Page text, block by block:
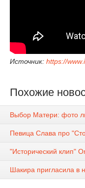
Источник: https://
Похожие
Выбор Матери: фото
Певица Слава про
"Исторический клип"
Шакира пригласила в